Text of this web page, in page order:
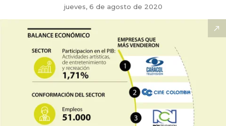
jueves, 6 de agosto de 2020